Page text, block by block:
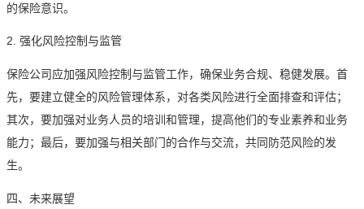
的保险意识。
2. 强化风险控制与监管
保险公司应加强风险控制与监管工作，确保业务合规、稳健发展。首
先，要建立健全的风险管理体系，对各类风险进行全面排查和评估；
其次，要加强对业务人员的培训和管理，提高他们的专业素养和业务
能力；最后，要加强与相关部门的合作与交流，共同防范风险的发
生。
四、未来展望